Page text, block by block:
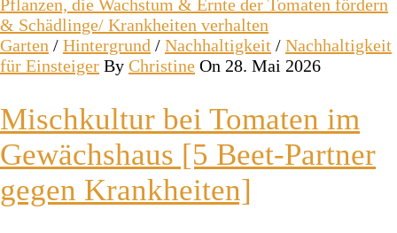
Garten / Hintergrund / Nachhaltigkeit / Nachhaltigkeit
für Einsteiger By Christine On 28. Mai 2026
Mischkultur bei Tomaten im
Gewächshaus [5 Beet-Partner
gegen Krankheiten]